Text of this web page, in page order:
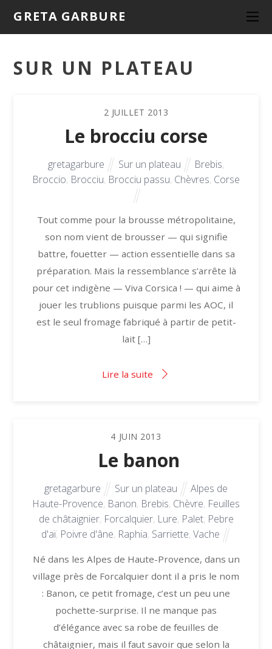
GRETA GARBURE
SUR UN PLATEAU
2 JUILLET 2013
Le brocciu corse
gretagarbure Sur un plateau Brebis,
Broccio, Brocciu, Brocciu passu, Chèvres, Corse
Tout comme pour la brousse métropolitaine,
son nom vient de brousser — qui signifie
battre, fouetter — action essentielle dans sa
préparation. Mais la ressemblance s’arrête là
pour cet indigène — Viva Corsica ! — qui aime à
jouer les trublions puisque parmi les AOC, il
est le seul fromage fabriqué à partir de petit-
lait […]
Lire la suite
4 JUIN 2013
Le banon
gretagarbure Sur un plateau
Alpes de
Haute-Provence, Banon, Brebis, Chèvre, Feuilles
de châtaignier, Forcalquier, Lure, Palet, Pebre
d'aï, Poivre d'âne, Raphia, Sarriette, Vache
Né dans les Alpes de Haute-Provence, dans un
village près de Forcalquier dont il a pris le nom
: Banon, ce petit fromage, c’est un peu une
pochette-surprise. Il ne manque pas
d’élégance avec sa robe de feuilles de
châtaignier, mais il faut savoir que selon la